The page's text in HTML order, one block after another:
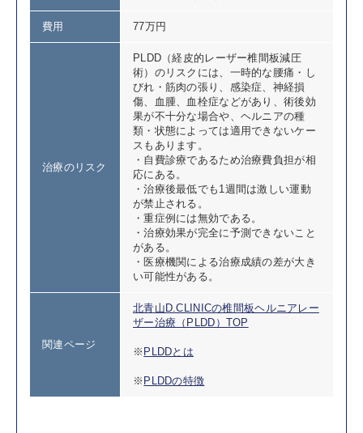
費用 77万円
治療のリスク
PLDD（経皮的レーザー椎間板減圧
術）のリスクには、一時的な腰痛・し
びれ・筋肉の張り、感染症、神経損
傷、血腫、血栓症などがあり、術後効
果が不十分な場合や、ヘルニアの種
類・状態によっては適用できないケー
スもあります。
・自費診療であるため治療費負担が相
応にある。
・治療後最低でも1週間は激しい運動
が禁止される。
・重症例には無効である。
・治療効果が完全に予測できないこと
がある。
・医療機関による治療成績の差が大き
い可能性がある。
関連ページ
北青山D.CLINICの椎間板ヘルニアレー
ザー治療（PLDD）TOP
※ PLDDとは
※ PLDDの特徴